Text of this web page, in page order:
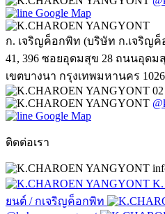
Google Map
ก. เจริญค็อกพิท (บริษัท ก.เจริญ
41, 396 ซอยอุดมสุข 28 ถนนอุดม
เขตบางนา กรุงเทพมหานคร
Google Map
ติดต่อเรา
K.
ยนต์ / กเจริญค็อกพิท